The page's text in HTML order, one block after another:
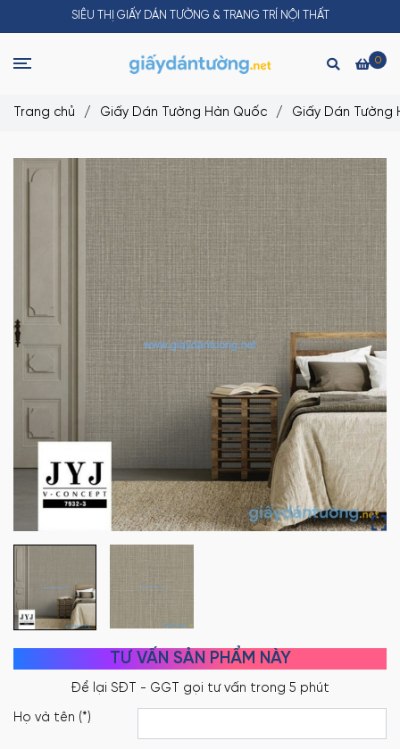
SIÊU THỊ GIẤY DÁN TƯỜNG & TRANG TRÍ NỘI THẤT
0
Trang chủ / Giấy Dán Tường Hàn Quốc / Giấy Dán Tường
TƯ VẤN SẢN PHẨM NÀY
Họ và tên (*)